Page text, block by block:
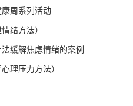
周系列活动
绪方法）
缓解焦虑情绪的案例
理压力方法）